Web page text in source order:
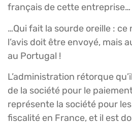
français de cette entreprise…
…Qui fait la sourde oreille : ce
l’avis doit être envoyé, mais
au Portugal !
L’administration rétorque
de la société pour le
représente la société pour
fiscalité en France, et il est